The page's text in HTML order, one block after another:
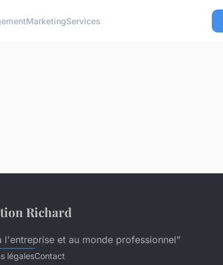
MarketingServices
Richard
l'entreprise et au monde professionnel”
légalesContact